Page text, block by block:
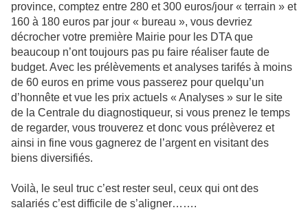
province, comptez entre 280 et 300 euros/jour « terrain » et
160 à 180 euros par jour « bureau », vous devriez
décrocher votre première Mairie pour les DTA que
beaucoup n’ont toujours pas pu faire réaliser faute de
budget. Avec les prélèvements et analyses tarifés à moins
de 60 euros en prime vous passerez pour quelqu’un
d’honnête et vue les prix actuels « Analyses » sur le site
de la Centrale du diagnostiqueur, si vous prenez le temps
de regarder, vous trouverez et donc vous prélèverez et
ainsi in fine vous gagnerez de l’argent en visitant des
biens diversifiés.
Voilà, le seul truc c’est rester seul, ceux qui ont des
salariés c’est difficile de s’aligner…….